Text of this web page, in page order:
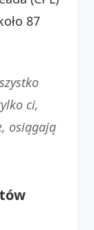
87
ci,
osiągają